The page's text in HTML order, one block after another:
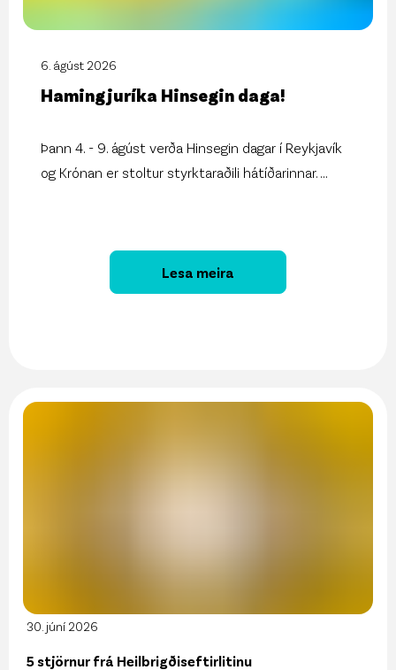
6. ágúst 2026
Hamingjuríka Hinsegin daga!
Þann 4. - 9. ágúst verða Hinsegin dagar í Reykjavík
og Krónan er stoltur styrktaraðili hátíðarinnar.
Lesa meira
30. júní 2026
5 stjörnur frá Heilbrigðiseftirlitinu